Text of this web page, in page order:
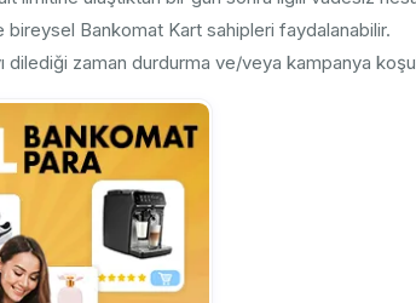
bireysel Bankomat Kart sahipleri faydalanabilir.
dilediği zaman durdurma ve/veya kampanya